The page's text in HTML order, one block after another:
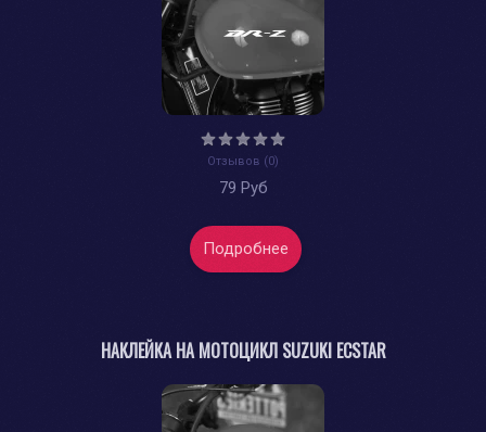
Отзывов (0)
79 Руб
Подробнее
НАКЛЕЙКА НА МОТОЦИКЛ SUZUKI ECSTAR